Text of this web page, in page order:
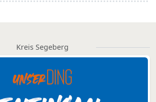
Kreis Segeberg